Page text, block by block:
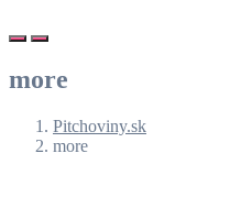
more
Pitchoviny.sk
more